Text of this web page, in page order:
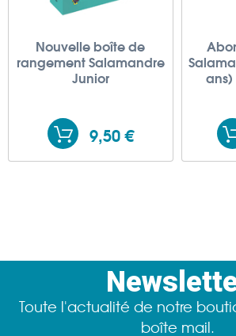
Nouvelle boîte de
rangement Salamandre
Junior
9,50 €
ans)
Toute l'actualité de notre
boîte mail.